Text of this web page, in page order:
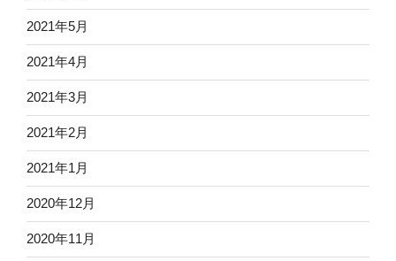
2021年5月
2021年4月
2021年3月
2021年2月
2021年1月
2020年12月
2020年11月